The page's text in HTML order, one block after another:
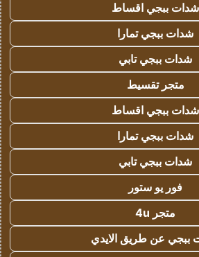
شدات ببجي اقساط
شدات ببجي تمارا
شدات ببجي تابي
متجر تقسيط
شدات ببجي اقساط
شدات ببجي تمارا
شدات ببجي تابي
فور يو ستور
متجر 4u
ببجي عن طريق الايدي